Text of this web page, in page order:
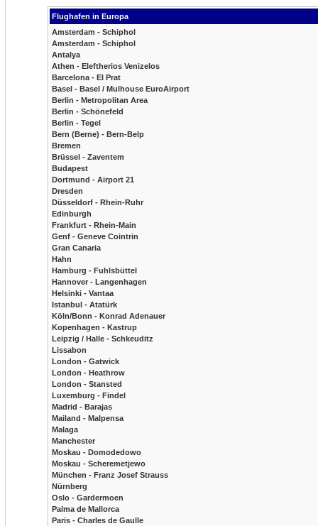
Flughafen in Europa
Amsterdam - Schiphol
Amsterdam - Schiphol
Antalya
Athen - Eleftherios Venizelos
Barcelona - El Prat
Basel - Basel / Mulhouse EuroAirport
Berlin - Metropolitan Area
Berlin - Schönefeld
Berlin - Tegel
Bern (Berne) - Bern-Belp
Bremen
Brüssel - Zaventem
Budapest
Dortmund - Airport 21
Dresden
Düsseldorf - Rhein-Ruhr
Edinburgh
Frankfurt - Rhein-Main
Genf - Geneve Cointrin
Gran Canaria
Hahn
Hamburg - Fuhlsbüttel
Hannover - Langenhagen
Helsinki - Vantaa
Istanbul - Atatürk
Köln/Bonn - Konrad Adenauer
Kopenhagen - Kastrup
Leipzig / Halle - Schkeuditz
Lissabon
London - Gatwick
London - Heathrow
London - Stansted
Luxemburg - Findel
Madrid - Barajas
Mailand - Malpensa
Malaga
Manchester
Moskau - Domodedowo
Moskau - Scheremetjewo
München - Franz Josef Strauss
Nürnberg
Oslo - Gardermoen
Palma de Mallorca
Paris - Charles de Gaulle